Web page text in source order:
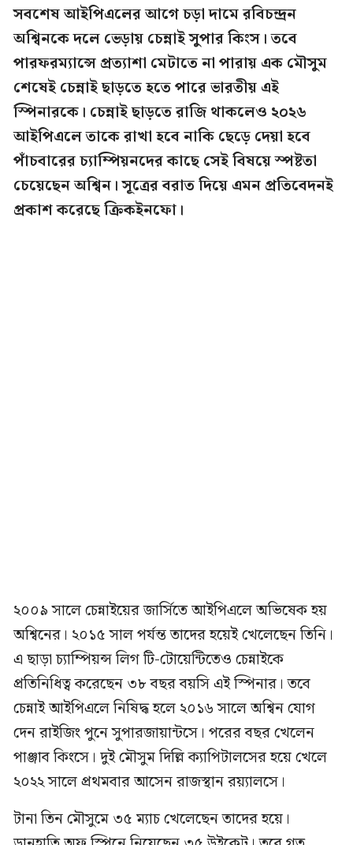
সবশেষ আইপিএলের আগে চড়া দামে রবিচন্দ্রন
অশ্বিনকে দলে ভেড়ায় চেন্নাই সুপার কিংস। তবে
পারফরম্যান্সে প্রত্যাশা মেটাতে না পারায় এক মৌসুম
শেষেই চেন্নাই ছাড়তে হতে পারে ভারতীয় এই
স্পিনারকে। চেন্নাই ছাড়তে রাজি থাকলেও ২০২৬
আইপিএলে তাকে রাখা হবে নাকি ছেড়ে দেয়া হবে
পাঁচবারের চ্যাম্পিয়নদের কাছে সেই বিষয়ে স্পষ্টতা
চেয়েছেন অশ্বিন। সূত্রের বরাত দিয়ে এমন প্রতিবেদনই
প্রকাশ করেছে ক্রিকইনফো।
২০০৯ সালে চেন্নাইয়ের জার্সিতে আইপিএলে অভিষেক হয়
অশ্বিনের। ২০১৫ সাল পর্যন্ত তাদের হয়েই খেলেছেন তিনি।
এ ছাড়া চ্যাম্পিয়ন্স লিগ টি-টোয়েন্টিতেও চেন্নাইকে
প্রতিনিধিত্ব করেছেন ৩৮ বছর বয়সি এই স্পিনার। তবে
চেন্নাই আইপিএলে নিষিদ্ধ হলে ২০১৬ সালে অশ্বিন যোগ
দেন রাইজিং পুনে সুপারজায়ান্টসে। পরের বছর খেলেন
পাঞ্জাব কিংসে। দুই মৌসুম দিল্লি ক্যাপিটালসের হয়ে খেলে
২০২২ সালে প্রথমবার আসেন রাজস্থান রয়্যালসে।
টানা তিন মৌসুমে ৩৫ ম্যাচ খেলেছেন তাদের হয়ে।